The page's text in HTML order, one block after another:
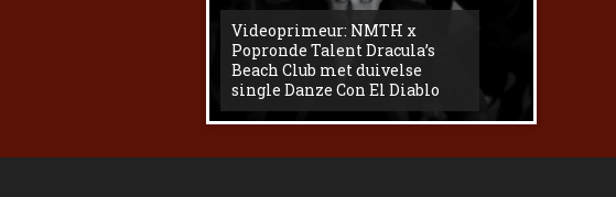
Videoprimeur: NMTH x
Popronde Talent Dracula’s
Beach Club met duivelse
single Danze Con El Diablo